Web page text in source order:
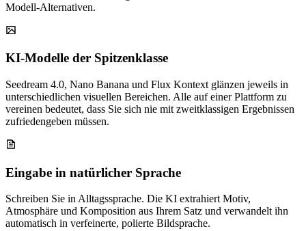
Modell-Alternativen.
KI-Modelle der Spitzenklasse
Seedream 4.0, Nano Banana und Flux Kontext glänzen jeweils in
unterschiedlichen visuellen Bereichen. Alle auf einer Plattform zu
vereinen bedeutet, dass Sie sich nie mit zweitklassigen Ergebnissen
zufriedengeben müssen.
Eingabe in natürlicher Sprache
Schreiben Sie in Alltagssprache. Die KI extrahiert Motiv,
Atmosphäre und Komposition aus Ihrem Satz und verwandelt ihn
automatisch in verfeinerte, polierte Bildsprache.